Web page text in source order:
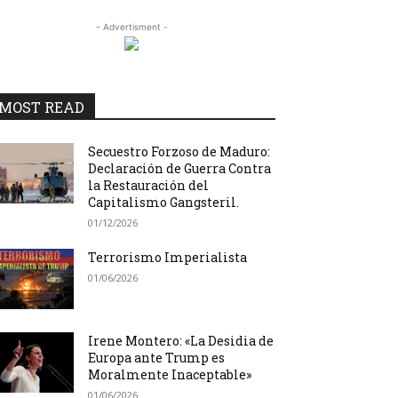
- Advertisment -
READ
Secuestro Forzoso de Maduro:
Declaración de Guerra Contra
la Restauración del
Capitalismo Gangsteril.
01/12/2026
Terrorismo Imperialista
01/06/2026
Irene Montero: «La Desidia de
Europa ante Trump es
Moralmente Inaceptable»
01/06/2026